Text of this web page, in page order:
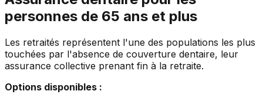
personnes de 65 ans et plus
Les retraités représentent l'une des populations les plus
touchées par l'absence de couverture dentaire, leur
assurance collective prenant fin à la retraite.
Options disponibles :